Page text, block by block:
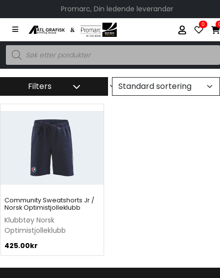
Promarc, Din ledende leverandør
0
P
o
d
u
s
s
Filters
Community Sweatshorts Jr /
Norsk Optimistjolleklubb
Klubbtøy Norsk
Optimistjolleklubb
425.00kr